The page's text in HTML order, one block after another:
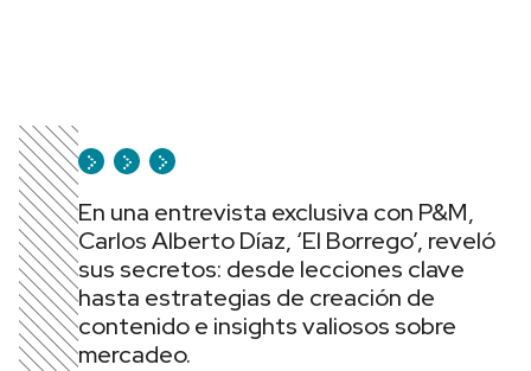
En una entrevista exclusiva con P&M,
Carlos Alberto Díaz, ‘El Borrego’, reveló
sus secretos: desde lecciones clave
hasta estrategias de creación de
contenido e insights valiosos sobre
mercadeo.